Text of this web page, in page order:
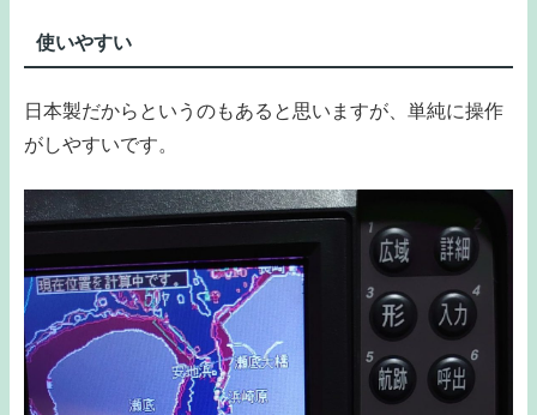
使いやすい
日本製だからというのもあると思いますが、単純に操作
がしやすいです。